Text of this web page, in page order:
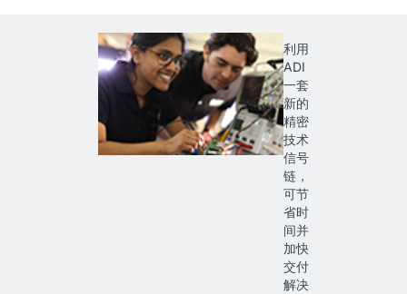
利用
ADI
一套
新的
精密
技术
信号
链，
可节
省时
间并
加快
交付
解决